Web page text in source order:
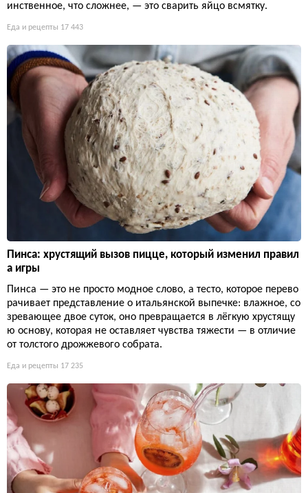
инственное, что сложнее, — это сварить яйцо всмятку.
Еда и рецепты 17 443
Пинса: хрустящий вызов пицце, который изменил правил
а игры
Пинса — это не просто модное слово, а тесто, которое перево
рачивает представление о итальянской выпечке: влажное, со
зревающее двое суток, оно превращается в лёгкую хрустящу
ю основу, которая не оставляет чувства тяжести — в отличие
от толстого дрожжевого собрата.
Еда и рецепты 17 235